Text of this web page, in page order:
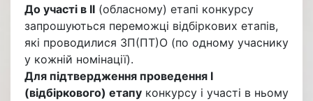
До участі в ІІ (обласному) етапі конкурсу
запрошуються переможці відбіркових етапів,
які проводилися ЗП(ПТ)О (по одному учаснику
у кожній номінації).
Для підтвердження проведення І
(відбіркового) етапу конкурсу і участі в ньому